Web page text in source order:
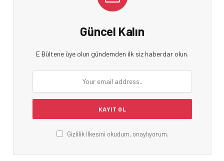
Güncel Kalın
E Bültene üye olun gündemden ilk siz haberdar olun.
Gizlilik İlkesini okudum, onaylıyorum.